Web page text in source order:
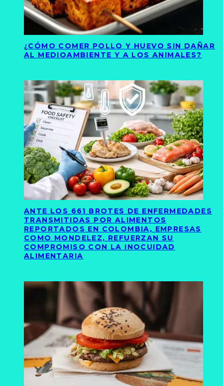
¿CÓMO COMER POLLO Y HUEVO SIN DAÑAR
AL MEDIOAMBIENTE Y A LOS ANIMALES?
ANTE LOS 661 BROTES DE ENFERMEDADES
TRANSMITIDAS POR ALIMENTOS
REPORTADOS EN COLOMBIA, EMPRESAS
COMO MONDELEZ, REFUERZAN SU
COMPROMISO CON LA INOCUIDAD
ALIMENTARIA